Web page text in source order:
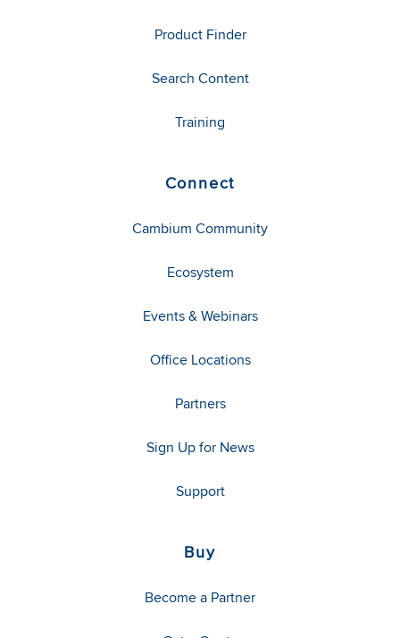
Product Finder
Search Content
Training
Connect
Cambium Community
Ecosystem
Events & Webinars
Office Locations
Partners
Sign Up for News
Support
Buy
Become a Partner